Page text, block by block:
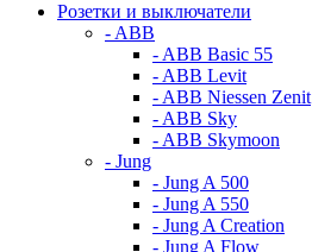
Розетки и выключатели
- ABB
- ABB Basic 55
- ABB Levit
- ABB Niessen Zenit
- ABB Sky
- ABB Skymoon
- Jung
- Jung A 500
- Jung A 550
- Jung A Creation
- Jung A Flow